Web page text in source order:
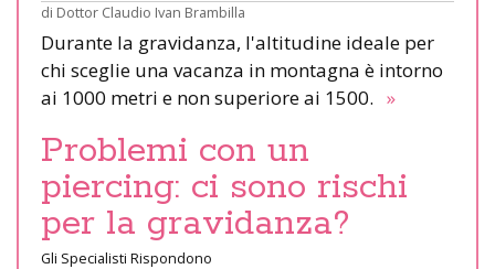
di Dottor Claudio Ivan Brambilla
Durante la gravidanza, l'altitudine ideale per
chi sceglie una vacanza in montagna è intorno
ai 1000 metri e non superiore ai 1500. »
Problemi con un
piercing: ci sono rischi
per la gravidanza?
Gli Specialisti Rispondono